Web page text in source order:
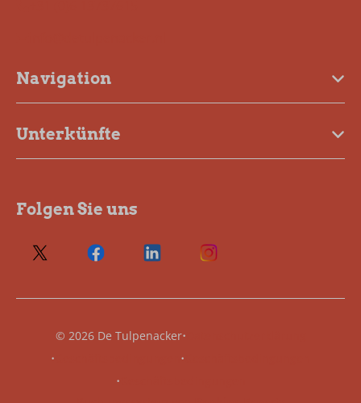
Navigation
Unterkünfte
Folgen Sie uns
© 2026 De Tulpenacker·
· ·
·